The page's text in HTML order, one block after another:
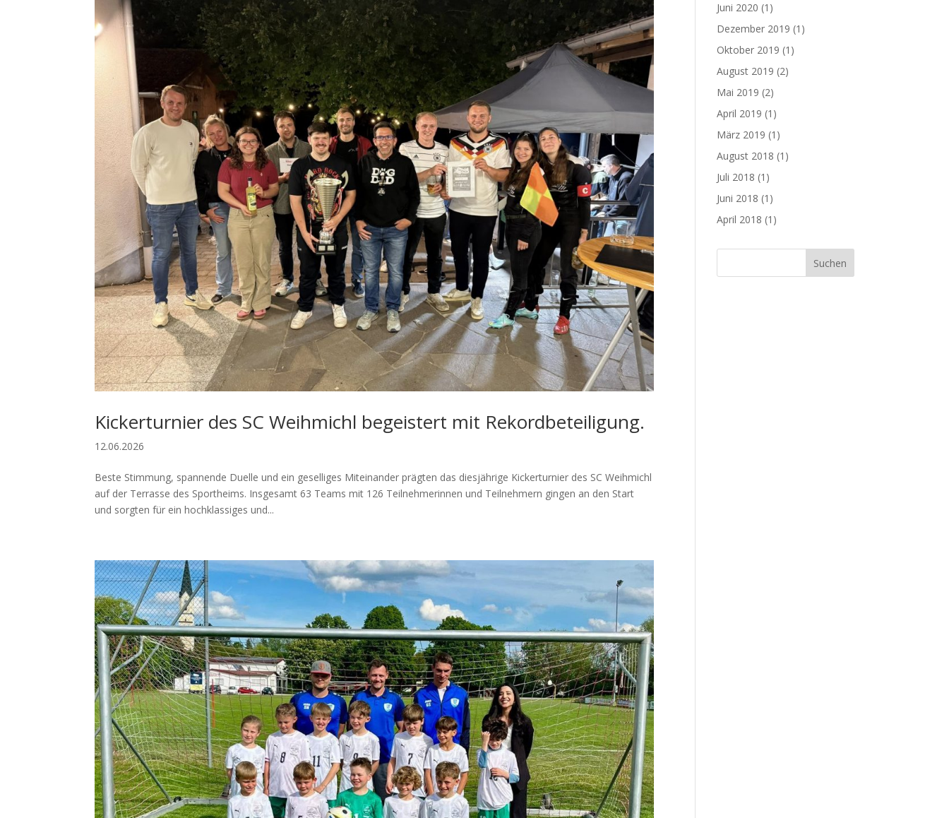
Kickerturnier des SC Weihmichl begeistert mit Rekordbeteiligung.
12.06.2026
Beste Stimmung, spannende Duelle und ein geselliges Miteinander prägten das diesjährige Kickerturnier des SC Weihmichl
auf der Terrasse des Sportheims. Insgesamt 63 Teams mit 126 Teilnehmerinnen und Teilnehmern gingen an den Start
und sorgten für ein hochklassiges und...
Juni 2020 (1)
Dezember 2019 (1)
Oktober 2019 (1)
August 2019 (2)
Mai 2019 (2)
April 2019 (1)
März 2019 (1)
August 2018 (1)
Juli 2018 (1)
Juni 2018 (1)
April 2018 (1)